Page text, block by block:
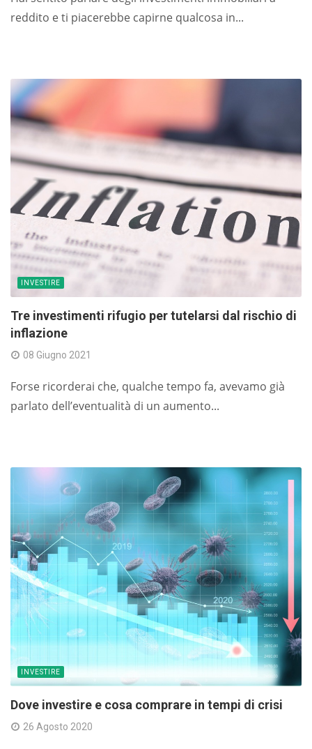
reddito e ti piacerebbe capirne qualcosa in...
INVESTIRE
Tre investimenti rifugio per tutelarsi dal rischio di
inflazione
08 Giugno 2021
Forse ricorderai che, qualche tempo fa, avevamo già
parlato dell’eventualità di un aumento...
INVESTIRE
Dove investire e cosa comprare in tempi di crisi
26 Agosto 2020